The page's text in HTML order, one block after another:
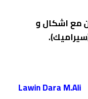
مع اشكال و
Lawin Dara M.Ali